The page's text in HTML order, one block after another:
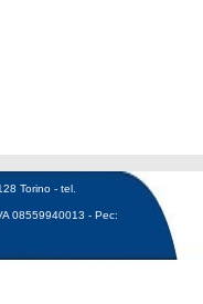
Torino - tel.
08559940013 - Pec: